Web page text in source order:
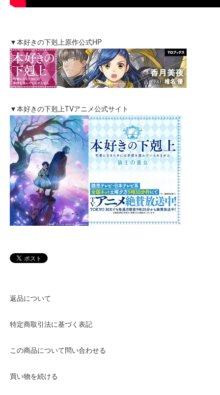
▼本好きの下剋上原作公式HP
▼本好きの下剋上TVアニメ公式サイト
返品について
特定商取引法に基づく表記
この商品について問い合わせる
買い物を続ける